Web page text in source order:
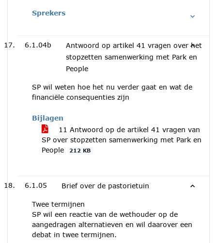
Sprekers
6.1.04b
Antwoord op artikel 41 vragen over het
stopzetten samenwerking met Park en
People
SP wil weten hoe het nu verder gaat en wat de
financiële consequenties zijn
Bijlagen
11 Antwoord op de artikel 41 vragen van
SP over stopzetten samenwerking met Park en
People
212 KB
6.1.05 Brief over de pastorietuin
Twee termijnen
SP wil een reactie van de wethouder op de
aangedragen alternatieven en wil daarover een
debat in twee termijnen.